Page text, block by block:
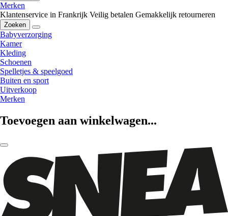
Merken
Klantenservice in Frankrijk Veilig betalen Gemakkelijk retourneren
Zoeken
Babyverzorging
Kamer
Kleding
Schoenen
Spelletjes & speelgoed
Buiten en sport
Uitverkoop
Merken
Toevoegen aan winkelwagen...